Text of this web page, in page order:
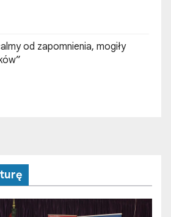
od zapomnienia, mogiły